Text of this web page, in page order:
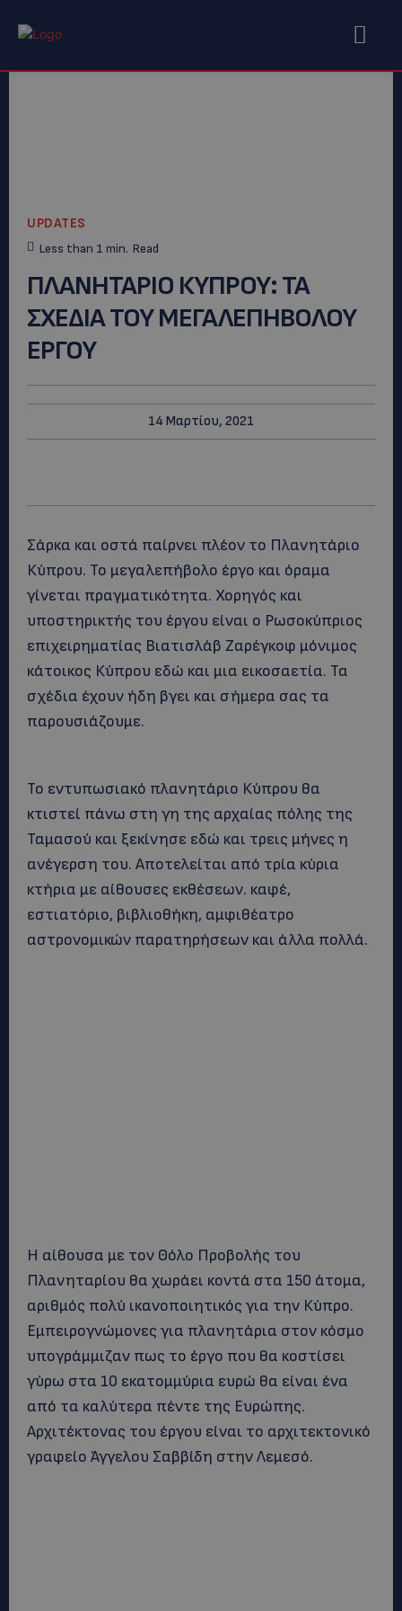
UPDATES
Less than 1 min. Read
ΠΛΑΝΗΤΑΡΙΟ ΚΥΠΡΟΥ: TA
ΣΧΕΔΙΑ ΤΟΥ ΜΕΓΑΛΕΠΗΒΟΛΟΥ
ΕΡΓΟΥ
14 Μαρτίου, 2021
Σάρκα και οστά παίρνει πλέον το Πλανητάριο
Κύπρου. Το μεγαλεπήβολο έργο και όραμα
γίνεται πραγματικότητα. Χορηγός και
υποστηρικτής του έργου είναι ο Ρωσοκύπριος
επιχειρηματίας Βιατισλάβ Ζαρέγκοφ μόνιμος
κάτοικος Κύπρου εδώ και μια εικοσαετία. Τα
σχέδια έχουν ήδη βγει και σήμερα σας τα
παρουσιάζουμε.
Το εντυπωσιακό πλανητάριο Κύπρου θα
κτιστεί πάνω στη γη της αρχαίας πόλης της
Ταμασού και ξεκίνησε εδώ και τρεις μήνες η
ανέγερση του. Αποτελείται από τρία κύρια
κτήρια με αίθουσες εκθέσεων. καφέ,
εστιατόριο, βιβλιοθήκη, αμφιθέατρο
αστρονομικών παρατηρήσεων και άλλα πολλά.
Η αίθουσα με τον Θόλο Προβολής του
Πλανηταρίου θα χωράει κοντά στα 150 άτομα,
αριθμός πολύ ικανοποιητικός για την Κύπρο.
Εμπειρογνώμονες για πλανητάρια στον κόσμο
υπογράμμιζαν πως το έργο που θα κοστίσει
γύρω στα 10 εκατομμύρια ευρώ θα είναι ένα
από τα καλύτερα πέντε της Ευρώπης.
Αρχιτέκτονας του έργου είναι το αρχιτεκτονικό
γραφείο Άγγελου Σαββίδη στην Λεμεσό.